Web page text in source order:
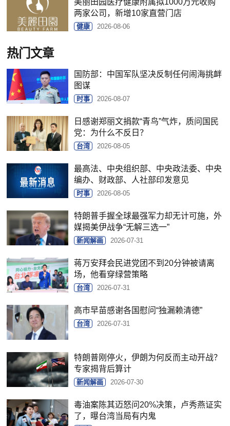
美丽田园医疗健康附属拟1000万元收购
两家公司，新增10家直营门店
健康 2026-08-06
热门文章
国防部：中国军队坚决反制任何闹海挑衅
图谋
时事 2026-08-07
日感谢郑丽文捐款“青鸟”气炸，质问国民
党：为什么不反日？
台湾 2026-08-05
最高法、中央组织部、中央政法委、中央
编办、财政部、人社部印发意见
时事 2026-08-05
特朗普手握全球最强军力却无计可施，外
媒揭美伊战争“无解三选一”
新闻解画 2026-07-31
蒋万安拜会民进党团不到20分钟被请离
场，他看穿绿营策略
台湾 2026-07-31
高市早苗感谢各国慰问“独漏赖清德”
台湾 2026-07-31
特朗普刚停火，伊朗为何反而主动开战？
专家揭背后算计
新闻解画 2026-07-30
毒油案陈其迈怒问20%决策，卢秀燕证实
了，曝台湾当局有内鬼